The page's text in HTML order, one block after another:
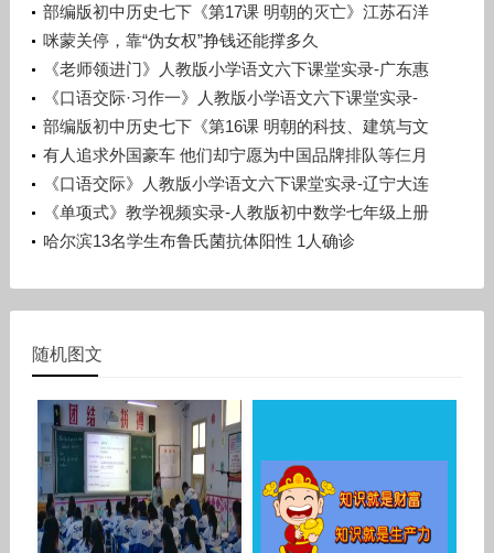
部编版初中历史七下《第17课 明朝的灭亡》江苏石洋
洋
咪蒙关停，靠“伪女权”挣钱还能撑多久
《老师领进门》人教版小学语文六下课堂实录-广东惠
州市_惠阳区-许晓云
《口语交际·习作一》人教版小学语文六下课堂实录-
广西梧州市_蒙山县-潘少丽
部编版初中历史七下《第16课 明朝的科技、建筑与文
学》辽宁孙浩
有人追求外国豪车 他们却宁愿为中国品牌排队等仨月
《口语交际》人教版小学语文六下课堂实录-辽宁大连
市_旅顺口区-宋晨溪
《单项式》教学视频实录-人教版初中数学七年级上册
哈尔滨13名学生布鲁氏菌抗体阳性 1人确诊
随机图文